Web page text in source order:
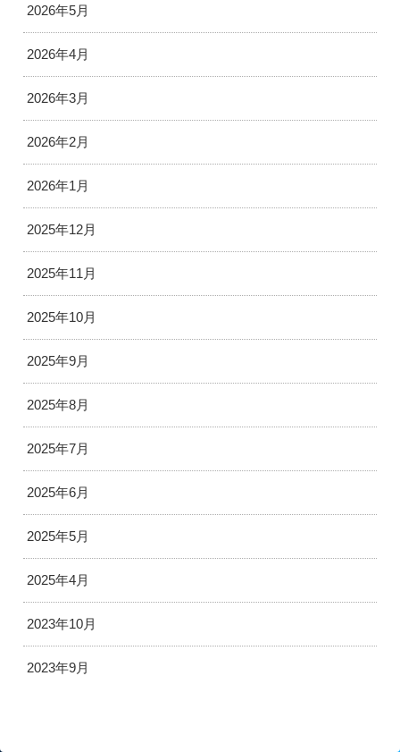
2026年5月
2026年4月
2026年3月
2026年2月
2026年1月
2025年12月
2025年11月
2025年10月
2025年9月
2025年8月
2025年7月
2025年6月
2025年5月
2025年4月
2023年10月
2023年9月